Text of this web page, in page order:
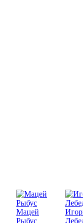
Мацей
Рыбус